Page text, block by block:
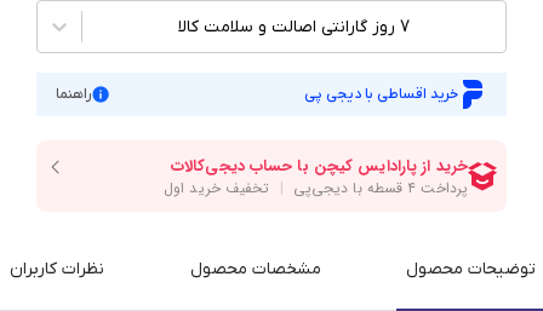
7 روز گارانتی اصالت و سلامت کالا
خرید اقساطی با دیجی پی راهنما
توضیحات محصول مشخصات محصول نظرات کاربران